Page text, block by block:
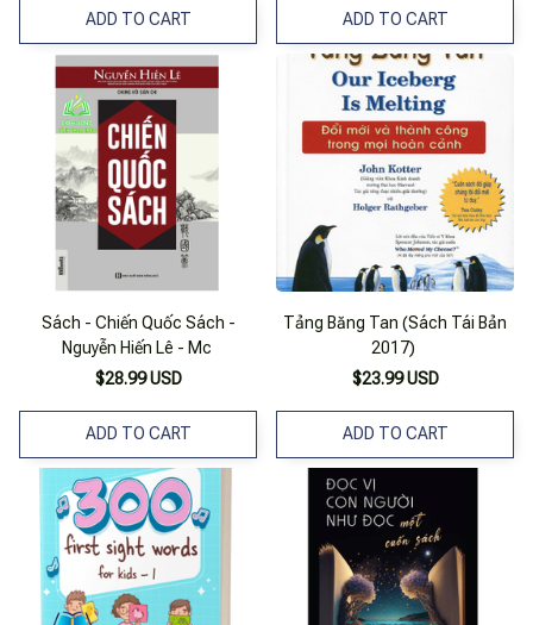
ADD TO CART ADD TO CART
Sách - Chiến Quốc Sách -
Nguyễn Hiến Lê - Mc
$28.99 USD
ADD TO CART
Tảng Băng Tan (Sách Tái Bản
2017)
$23.99 USD
ADD TO CART